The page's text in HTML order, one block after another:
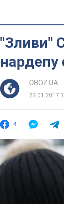
"Зливи"
нардепу
OBOZ.UA
23.01.2017
4